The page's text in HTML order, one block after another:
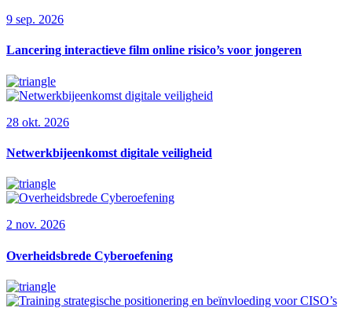
9 sep. 2026
Lancering interactieve film online risico’s voor jongeren
28 okt. 2026
Netwerkbijeenkomst digitale veiligheid
2 nov. 2026
Overheidsbrede Cyberoefening